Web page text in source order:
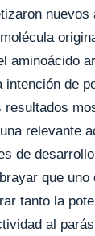
nuevos
aminoácido
intención de
resultados
relevante
de
que
tanto la
al